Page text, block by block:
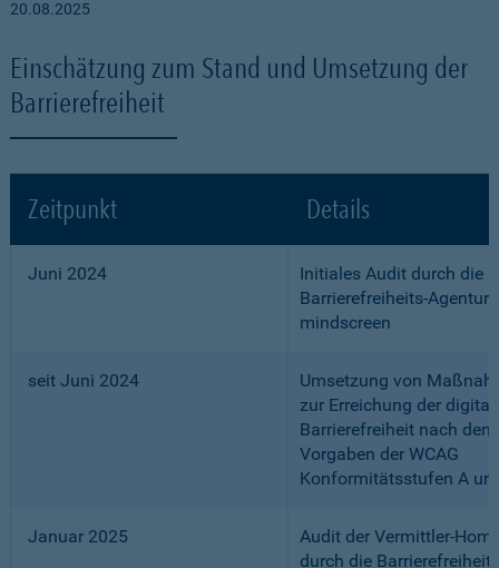
20.08.2025
Einschätzung zum Stand und Umsetzung der
Barrierefreiheit
Zeitpunkt Details
Juni 2024
Initiales Audit durch die
Barrierefreiheits-Agentur
mindscreen
seit Juni 2024
Umsetzung von
zur Erreichung der
Barrierefreiheit nach den
Vorgaben der WCAG
Konformitätsstufen A
Januar 2025
Audit der Vermittler-
durch die